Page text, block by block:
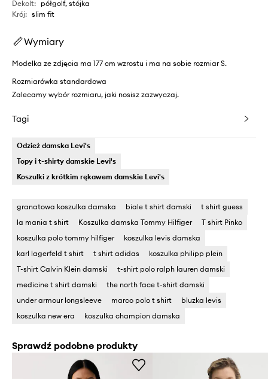
Dekolt: półgolf, stójka
Krój: slim fit
Wymiary
Modelka ze zdjęcia ma 177 cm wzrostu i ma na sobie rozmiar S.
Rozmiarówka standardowa
Zalecamy wybór rozmiaru, jaki nosisz zazwyczaj.
Tagi
Odzież damska Levi's
Topy i t-shirty damskie Levi's
Koszulki z krótkim rękawem damskie Levi's
granatowa koszulka damska biale t shirt damski
t shirt guess
la mania t shirt
Koszulka damska Tommy Hilfiger
T shirt Pinko
koszulka polo tommy hilfiger
koszulka levis damska
karl lagerfeld t shirt
t shirt adidas
koszulka philipp plein
T-shirt Calvin Klein damski
t-shirt polo ralph lauren damski
medicine t shirt damski
the north face t-shirt damski
under armour longsleeve
marco polo t shirt
bluzka levis
koszulka new era
koszulka champion damska
Sprawdź podobne produkty